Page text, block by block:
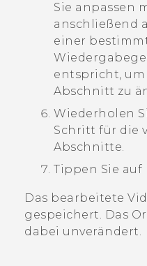
Sie anpassen
anschließend
einer
entspricht,
Abschnitt zu
Wiederholen
Schritt für die
Abschnitte.
Tippen Sie auf
Das bearbeitete
gespeichert. Das
dabei unverändert.